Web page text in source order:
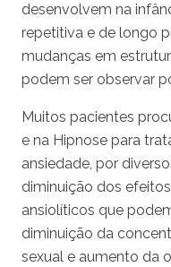
desenvolvem na
repetitiva e de longo
mudanças em
podem ser observar
Muitos pacientes
e na Hipnose para
ansiedade, por
diminuição dos
ansiolíticos que
diminuição da
sexual e aumento da